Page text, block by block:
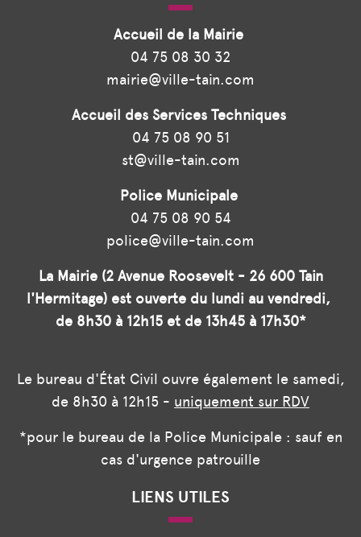
Accueil de la Mairie
04 75 08 30 32
mairie@ville-tain.com
Accueil des Services Techniques
04 75 08 90 51
st@ville-tain.com
Police Municipale
04 75 08 90 54
police@ville-tain.com
La Mairie (2 Avenue Roosevelt - 26 600 Tain
l'Hermitage) est ouverte du lundi au vendredi,
de 8h30 à 12h15 et de 13h45 à 17h30*
Le bureau d'État Civil ouvre également le samedi,
de 8h30 à 12h15 - uniquement sur RDV
*pour le bureau de la Police Municipale : sauf en
cas d'urgence patrouille
LIENS UTILES